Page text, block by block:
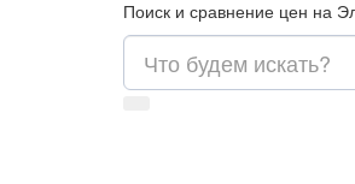
Поиск и сравнение цен на